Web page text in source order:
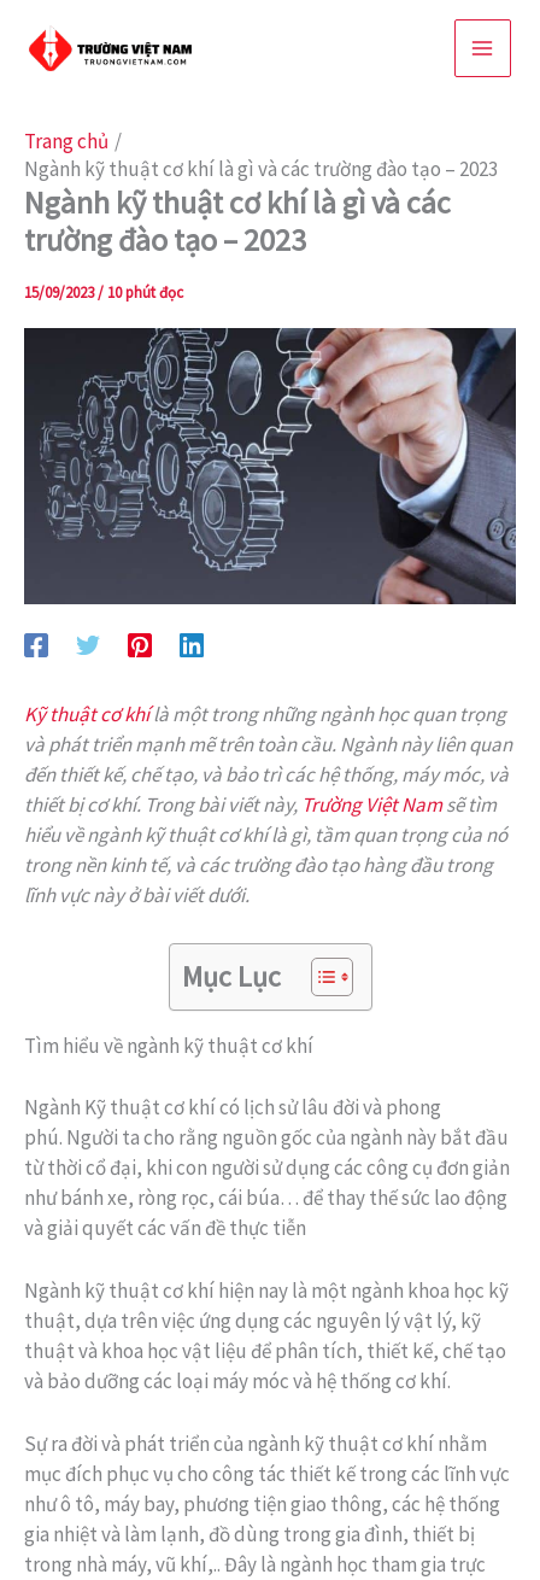
Trang chủ
Ngành kỹ thuật cơ khí là gì và các trường đào tạo – 2023
Ngành kỹ thuật cơ khí là gì và các
trường đào tạo – 2023
15/09/2023/ 10 phút đọc
Kỹ thuật cơ khílà một trong những ngành học quan trọng
và phát triển mạnh mẽ trên toàn cầu. Ngành này liên quan
đến thiết kế, chế tạo, và bảo trì các hệ thống, máy móc, và
thiết bị cơ khí. Trong bài viết này, Trường Việt Namsẽ tìm
hiểu về ngành kỹ thuật cơ khí là gì, tầm quan trọng của nó
trong nền kinh tế, và các trường đào tạo hàng đầu trong
lĩnh vực này ở bài viết dưới.
Mục Lục
Tìm hiểu về ngành kỹ thuật cơ khí
Ngành Kỹ thuật cơ khí có lịch sử lâu đời và phong
phú. Người ta cho rằng nguồn gốc của ngành này bắt đầu
từ thời cổ đại, khi con người sử dụng các công cụ đơn giản
như bánh xe, ròng rọc, cái búa… để thay thế sức lao động
và giải quyết các vấn đề thực tiễn
Ngành kỹ thuật cơ khí hiện nay là một ngành khoa học kỹ
thuật, dựa trên việc ứng dụng các nguyên lý vật lý, kỹ
thuật và khoa học vật liệu để phân tích, thiết kế, chế tạo
và bảo dưỡng các loại máy móc và hệ thống cơ khí.
Sự ra đời và phát triển của ngành kỹ thuật cơ khí nhằm
mục đích phục vụ cho công tác thiết kế trong các lĩnh vực
như ô tô, máy bay, phương tiện giao thông, các hệ thống
gia nhiệt và làm lạnh, đồ dùng trong gia đình, thiết bị
trong nhà máy, vũ khí,.. Đây là ngành học tham gia trực